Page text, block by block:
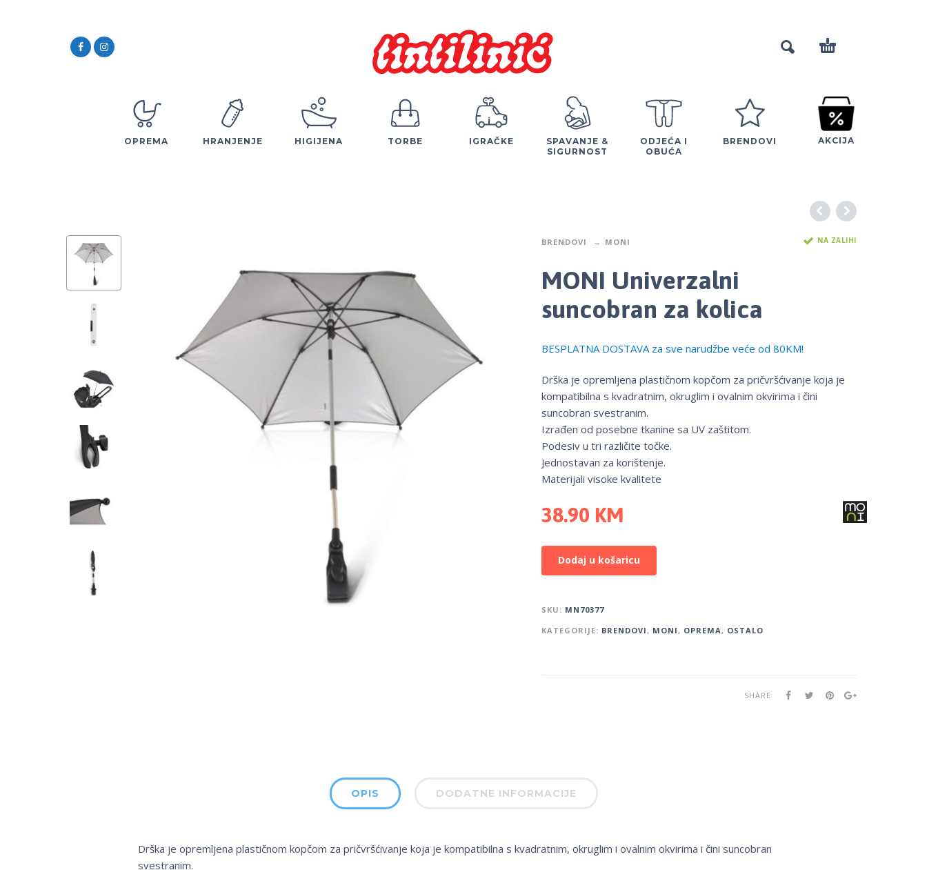
OPREMA HRANJENJE HIGIJENA TORBE IGRAČKE
SPAVANJE &
SIGURNOST
ODJEĆA I
OBUĆA
BRENDOVI AKCIJA
BRENDOVI MONI NA ZALIHI
MONI Univerzalni
suncobran za kolica
BESPLATNA DOSTAVA za sve narudžbe veće od 80KM!
Drška je opremljena plastičnom kopčom za pričvršćivanje koja je
kompatibilna s kvadratnim, okruglim i ovalnim okvirima i čini
suncobran svestranim.
Izrađen od posebne tkanine sa UV zaštitom.
Podesiv u tri različite točke.
Jednostavan za korištenje.
Materijali visoke kvalitete
38.90 KM
Dodaj u košaricu
SKU: MN70377
KATEGORIJE: BRENDOVI, MONI, OPREMA, OSTALO
SHARE
OPIS DODATNE INFORMACIJE
Drška je opremljena plastičnom kopčom za pričvršćivanje koja je kompatibilna s kvadratnim, okruglim i ovalnim okvirima i čini suncobran
svestranim.